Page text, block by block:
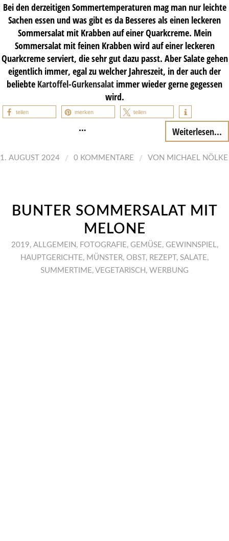
Bei den derzeitigen Sommertemperaturen mag man nur leichte
Sachen essen und was gibt es da Besseres als einen leckeren
Sommersalat mit Krabben auf einer Quarkcreme. Mein
Sommersalat mit feinen Krabben wird auf einer leckeren
Quarkcreme serviert, die sehr gut dazu passt. Aber Salate gehen
eigentlich immer, egal zu welcher Jahreszeit, in der auch der
beliebte Kartoffel-Gurkensalat immer wieder gerne gegessen
wird.
teilen merken teilen
… Weiterlesen...
1. AUGUST 2024 / 0 KOMMENTARE / VON MICHAEL NÖLKE
BUNTER SOMMERSALAT MIT
MELONE
2019, ALLGEMEIN , FOTOGRAFIE, GEMÜSE, GEWINNSPIEL,
HAUPTGERICHTE, MÜNSTER, OBST , REZEPT , SALATE,
SUMMERTIME, VEGETARISCH , WERBUNG